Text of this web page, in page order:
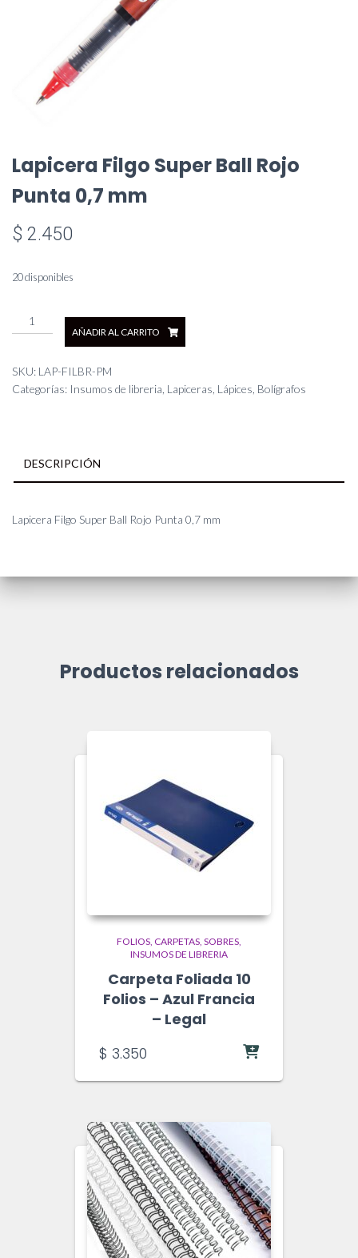
Lapicera Filgo Super Ball Rojo
Punta 0,7 mm
$ 2.450
20 disponibles
Lapicera
Filgo
Ball
Rojo
cantidad
AÑADIR AL CARRITO
SKU: LAP-FILBR-PM
Categorías: Insumos de libreria Lapiceras, Lápices, Bolígrafos
DESCRIPCIÓN
Lapicera Filgo Super Ball Rojo Punta 0,7 mm
Productos relacionados
FOLIOS, CARPETAS, SOBRES
INSUMOS DE LIBRERIA
Carpeta Foliada 10
Folios – Azul Francia
– Legal
$ 3.350